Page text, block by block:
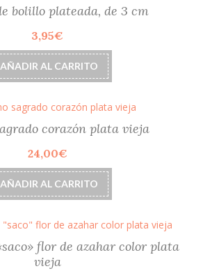
producto
Las
página
producto
bolillo plateada, de 3 cm
3,95€
AÑADIR AL CARRITO
corazón plata vieja
24,00€
AÑADIR AL CARRITO
flor de azahar color plata
vieja